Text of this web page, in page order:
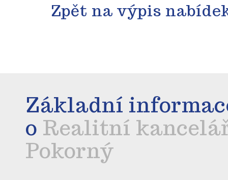
Zpět na výpis
Základní
o Realitní
Pokorný